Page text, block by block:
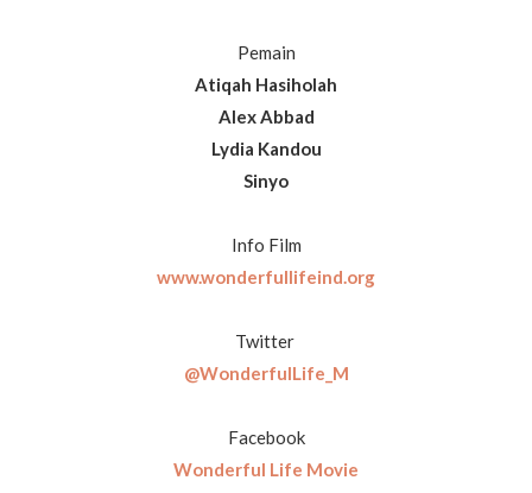
Pemain
Atiqah Hasiholah
Alex Abbad
Lydia Kandou
Sinyo
Info Film
www.wonderfullifeind.org
Twitter
@WonderfulLife_M
Facebook
Wonderful Life Movie